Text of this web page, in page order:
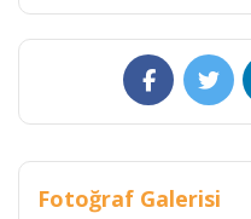
Fotoğraf Galerisi